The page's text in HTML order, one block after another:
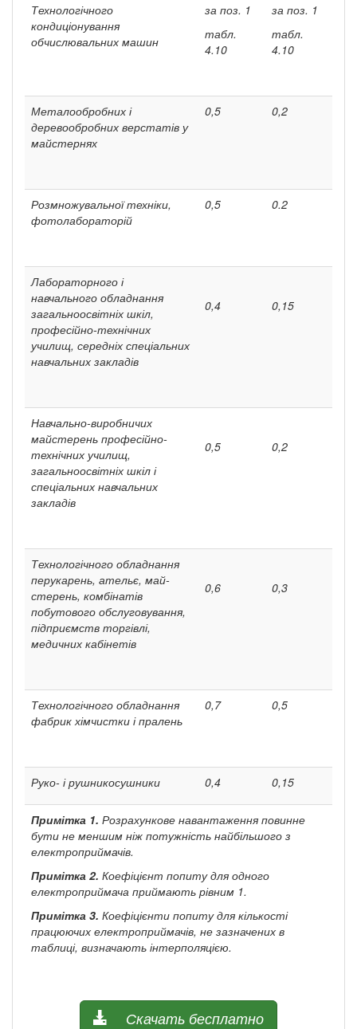
Технологічного
кондиціонування
обчислювальних машин
за поз. 1
табл.
4.10
за поз. 1
табл.
4.10
Металообробних і
деревообробних верстатів у
май­стернях
0,5 0,2
Розмножувальної техніки,
фотолабораторій
0,5 0.2
Лабораторного і
навчального обладнання
загально­освітніх шкіл,
професійно-технічних
училищ, се­редніх спеціальних
навчальних закладів
0,4 0,15
Навчально-виробничих
майстерень професійно-
технічних училищ,
загальноосвітніх шкіл і
спеціальних навчальних
закладів
0,5 0,2
Технологічного обладнання
перукарень, ательє, май­
стерень, комбінатів
побутового обслуговування,
підприємств торгівлі,
медичних кабінетів
0,6 0,3
Технологічного обладнання
фабрик хімчистки і пра­лень
0,7 0,5
Руко- і рушникосушники 0,4 0,15
Примітка 1. Розрахункове навантаження повинне
бути не меншим ніж потужність найбільшого з
електроприймачів.
Примітка 2. Коефіцієнт попиту для одного
електроприймача приймають рівним 1.
Примітка 3. Коефіцієнти попиту для кількості
працюючих електроприймачів, не зазначених в
таблиці, визначають інтерполяцією.
Скачать бесплатно